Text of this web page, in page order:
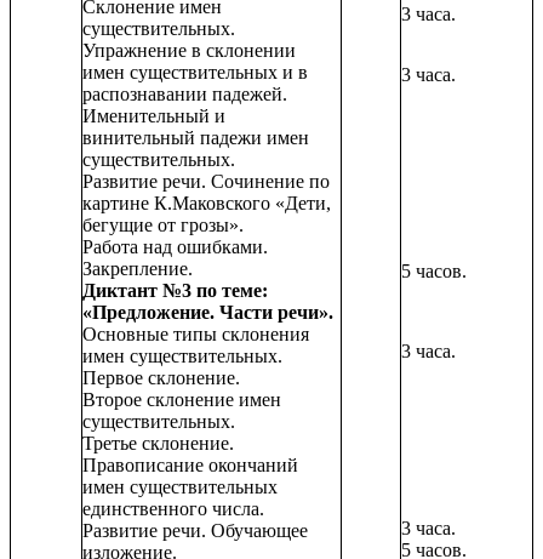
Склонение имен
существительных.
Упражнение в склонении
имен существительных и в
распознавании падежей.
Именительный и
винительный падежи имен
существительных.
Развитие речи. Сочинение по
картине К.Маковского «Дети,
бегущие от грозы».
Работа над ошибками.
Закрепление.
Диктант №3 по теме:
«Предложение. Части речи».
Основные типы склонения
имен существительных.
Первое склонение.
Второе склонение имен
существительных.
Третье склонение.
Правописание окончаний
имен существительных
единственного числа.
Развитие речи. Обучающее
изложение.
3 часа.
3 часа.
5 часов.
3 часа.
3 часа.
5 часов.